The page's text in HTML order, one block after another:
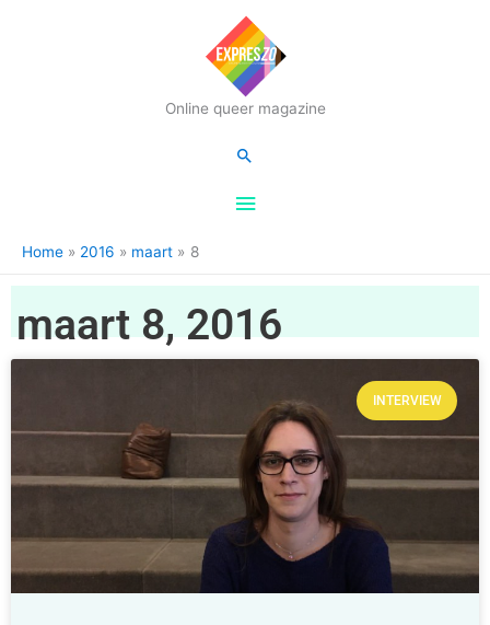
Online queer magazine
Hoofdmenu
Zoeken
Home 2016 maart 8
maart 8, 2016
INTERVIEW